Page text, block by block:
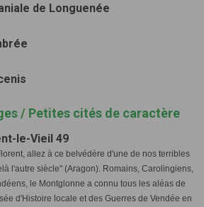
de Longuenée
/ Petites cités de caractère
le-Vieil 49
allez à ce belvédère d'une de nos terribles
l'autre siècle" (Aragon). Romains, Carolingiens,
le Montglonne a connu tous les aléas de
d'Histoire locale et des Guerres de Vendée en